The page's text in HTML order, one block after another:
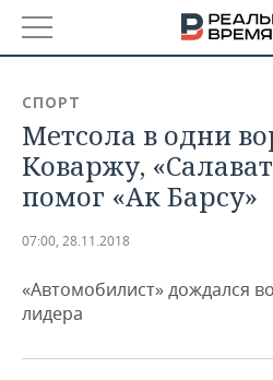
БАШКОРТОСТАН
ТАТАРСТАН
НОВОСТИ
АНАЛИТИКА
ДЕКЛАРАЦИИ О ДОХОДАХ
КОРОЛИ ГОСЗАКАЗА ПФО
НОВОСТИ ЭКОНОМИКИ
ФИНАНСЫ
ПРОМЫШЛЕННОСТЬ
НОВОСТИ
НЕДВИЖИМОСТЬ
СПОРТ
Метсола в одни
Коваржу,
помог «Ак Барсу»
07:00, 28.11.2018
«Автомобилист» дождался
лидера